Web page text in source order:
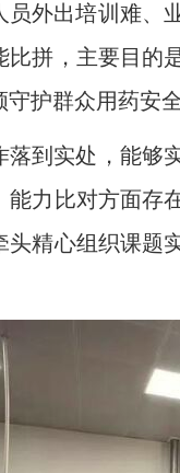
外出培训难
拼，主要目
护群众用药安全
落到实处，能够
力比对方面
精心组织课